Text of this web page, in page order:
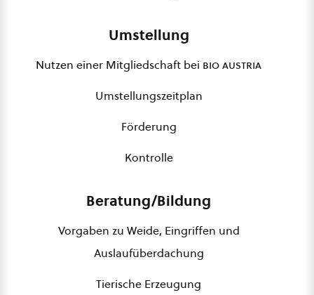
Umstellung
Nutzen einer Mitgliedschaft bei bio austria
Umstellungszeitplan
Förderung
Kontrolle
Beratung/Bildung
Vorgaben zu Weide, Eingriffen und
Auslaufüberdachung
Tierische Erzeugung